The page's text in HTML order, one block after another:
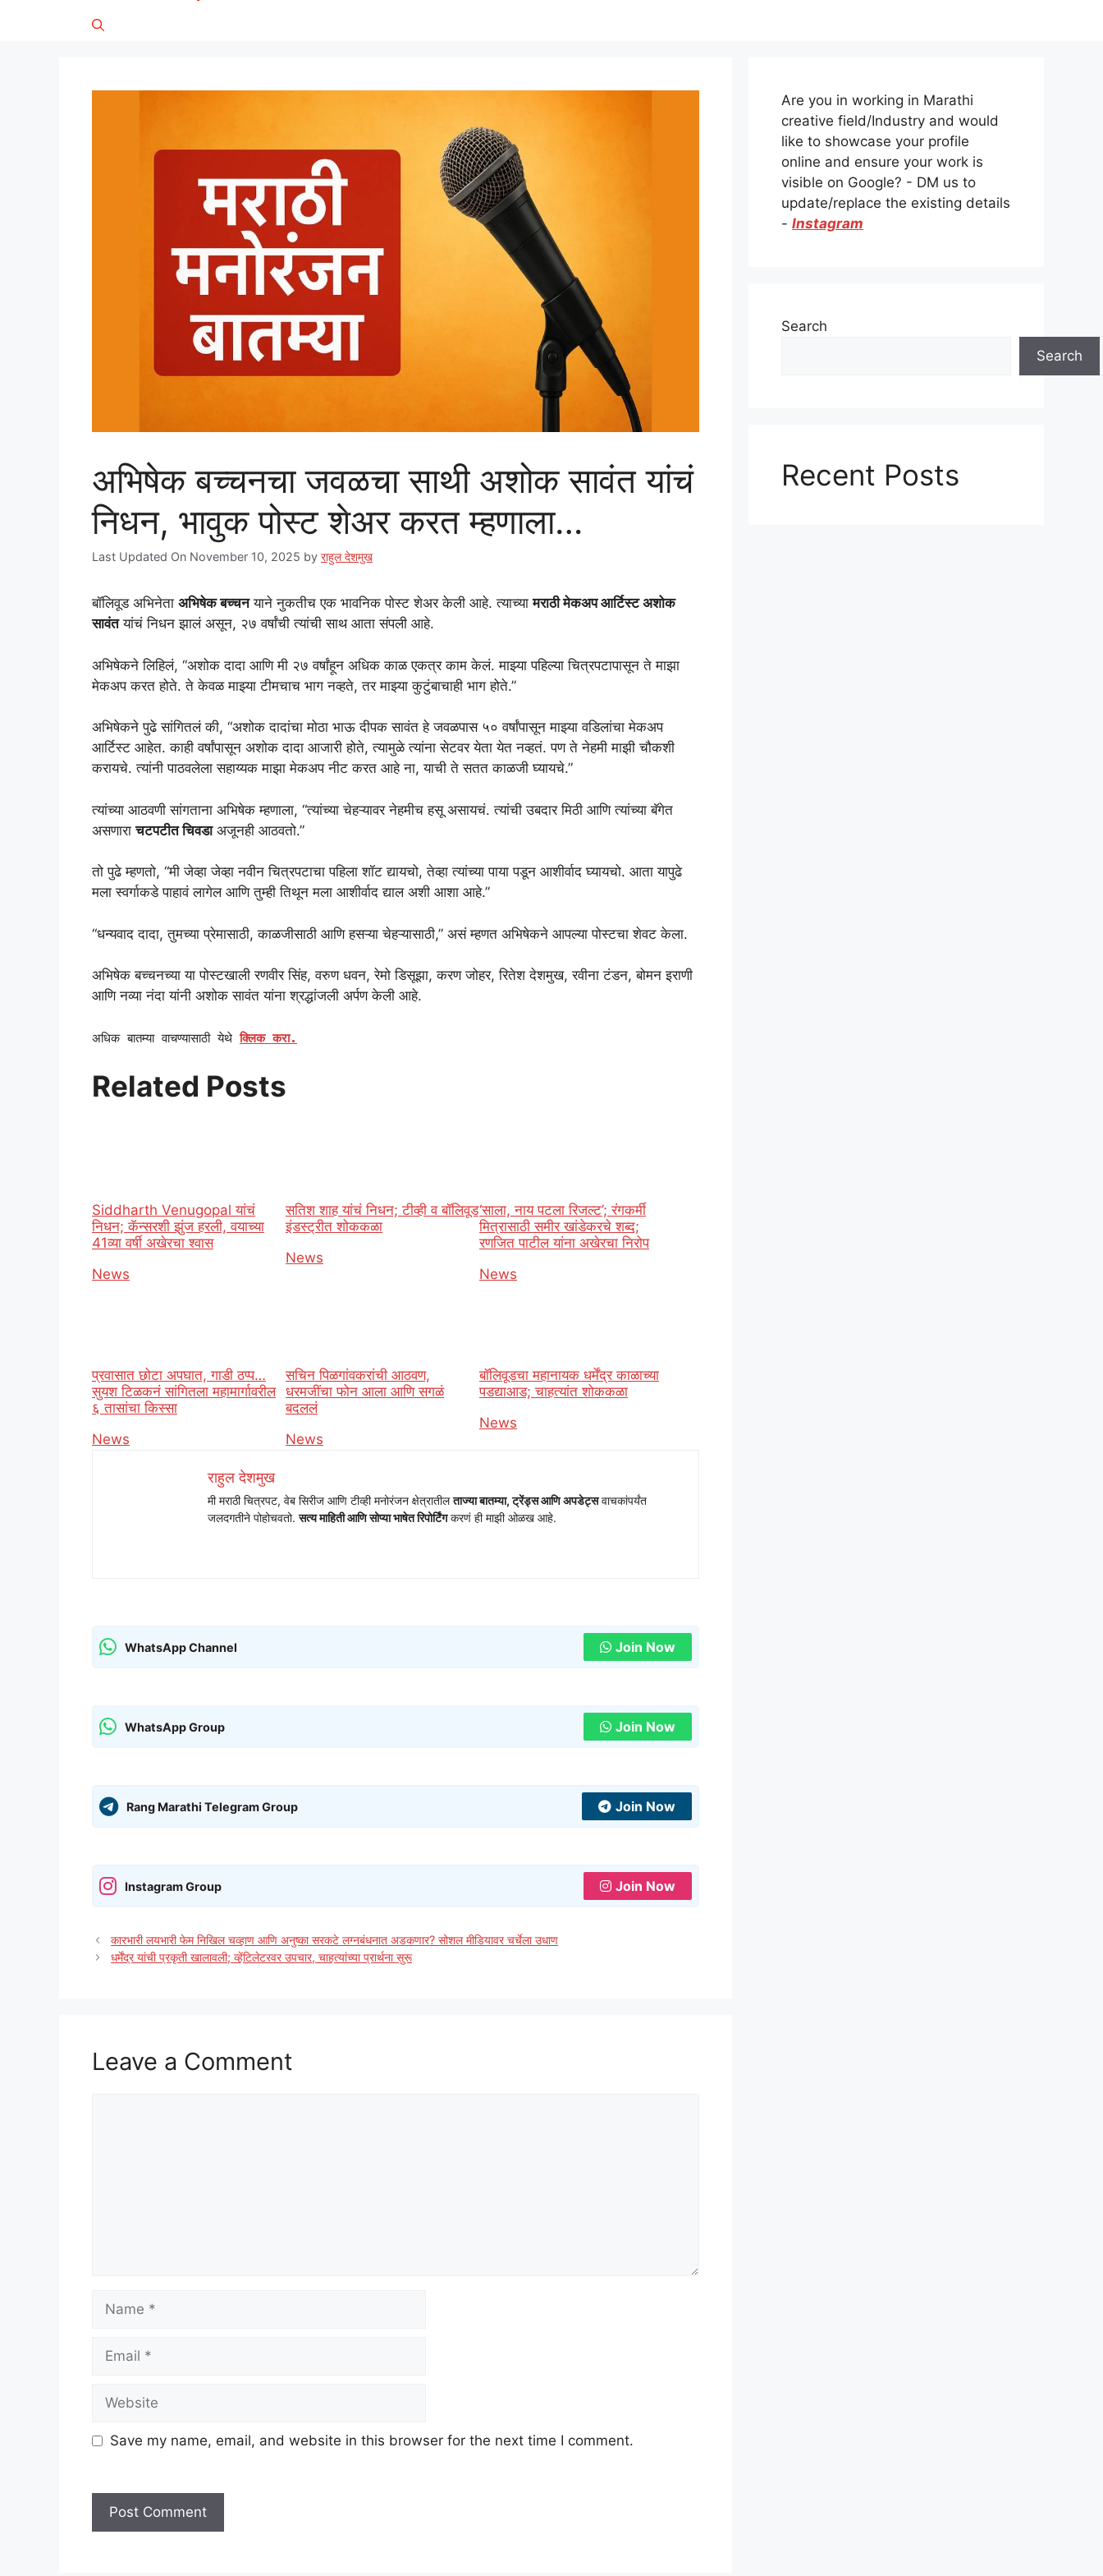
अभिषेक बच्चनचा जवळचा साथी अशोक सावंत यांचं
निधन, भावुक पोस्ट शेअर करत म्हणाला…
Last Updated On November 10, 2025 by राहुल देशमुख
बॉलिवूड अभिनेता अभिषेक बच्चनयाने नुकतीच एक भावनिक पोस्ट शेअर केली आहे. त्याच्यामराठी मेकअप आर्टिस्ट अशोक
सावंतयांचं निधन झालं असून, २७ वर्षांची त्यांची साथ आता संपली आहे.
अभिषेकने लिहिलं, “अशोक दादा आणि मी २७ वर्षांहून अधिक काळ एकत्र काम केलं. माझ्या पहिल्या चित्रपटापासून ते माझा
मेकअप करत होते. ते केवळ माझ्या टीमचाच भाग नव्हते, तर माझ्या कुटुंबाचाही भाग होते.”
अभिषेकने पुढे सांगितलं की, “अशोक दादांचा मोठा भाऊ दीपक सावंत हे जवळपास ५० वर्षांपासून माझ्या वडिलांचा मेकअप
आर्टिस्ट आहेत. काही वर्षांपासून अशोक दादा आजारी होते, त्यामुळे त्यांना सेटवर येता येत नव्हतं. पण ते नेहमी माझी चौकशी
करायचे. त्यांनी पाठवलेला सहाय्यक माझा मेकअप नीट करत आहे ना, याची ते सतत काळजी घ्यायचे.”
त्यांच्या आठवणी सांगताना अभिषेक म्हणाला, “त्यांच्या चेहऱ्यावर नेहमीच हसू असायचं. त्यांची उबदार मिठी आणि त्यांच्या बॅगेत
असणाराचटपटीत चिवडाअजूनही आठवतो.”
तो पुढे म्हणतो, “मी जेव्हा जेव्हा नवीन चित्रपटाचा पहिला शॉट द्यायचो, तेव्हा त्यांच्या पाया पडून आशीर्वाद घ्यायचो. आता यापुढे
मला स्वर्गाकडे पाहावं लागेल आणि तुम्ही तिथून मला आशीर्वाद द्याल अशी आशा आहे.”
“धन्यवाद दादा, तुमच्या प्रेमासाठी, काळजीसाठी आणि हसऱ्या चेहऱ्यासाठी,” असं म्हणत अभिषेकने आपल्या पोस्टचा शेवट केला.
अभिषेक बच्चनच्या या पोस्टखाली रणवीर सिंह, वरुण धवन, रेमो डिसूझा, करण जोहर, रितेश देशमुख, रवीना टंडन, बोमन इराणी
आणि नव्या नंदा यांनी अशोक सावंत यांना श्रद्धांजली अर्पण केली आहे.
अधिक बातम्या वाचण्यासाठी येथेक्लिक करा.
Related Posts
Siddharth Venugopal यांचं
निधन; कॅन्सरशी झुंज हरली, वयाच्या
41व्या वर्षी अखेरचा श्वास
In relation to
News
सतिश शाह यांचं निधन; टीव्ही व बॉलिवूड
इंडस्ट्रीत शोककळा
In relation to
News
‘साला, नाय पटला रिजल्ट’; रंगकर्मी
मित्रासाठी समीर खांडेकरचे शब्द;
रणजित पाटील यांना अखेरचा निरोप
In relation to
News
प्रवासात छोटा अपघात, गाडी ठप्प…
सुयश टिळकनं सांगितला महामार्गावरील
६ तासांचा किस्सा
In relation to
News
सचिन पिळगांवकरांची आठवण,
धरमजींचा फोन आला आणि सगळं
बदललं
In relation to
News
बॉलिवूडचा महानायक धर्मेंद्र काळाच्या
पडद्याआड; चाहत्यांत शोककळा
In relation to
News
राहुल देशमुख
मी मराठी चित्रपट, वेब सिरीज आणि टीव्ही मनोरंजन क्षेत्रातीलताज्या बातम्या, ट्रेंड्स आणि अपडेट्सवाचकांपर्यंत
जलदगतीने पोहोचवतो.सत्य माहिती आणि सोप्या भाषेत रिपोर्टिंगकरणं ही माझी ओळख आहे.
WhatsApp Channel Join Now
WhatsApp Group Join Now
Rang Marathi Telegram Group Join Now
Instagram Group Join Now
कारभारी लयभारी फेम निखिल चव्हाण आणि अनुष्का सरकटे लग्नबंधनात अडकणार? सोशल मीडियावर चर्चेला उधाण
धर्मेंद्र यांची प्रकृती खालावली; व्हेंटिलेटरवर उपचार, चाहत्यांच्या प्रार्थना सुरू
Leave a Comment
Name
Email
Website
Save my name, email, and website in this browser for the next time I comment.
Are you in working in Marathi
creative field/Industry and would
like to showcase your profile
online and ensure your work is
visible on Google? - DM us to
update/replace the existing details
- Instagram
Search
Search
Recent Posts